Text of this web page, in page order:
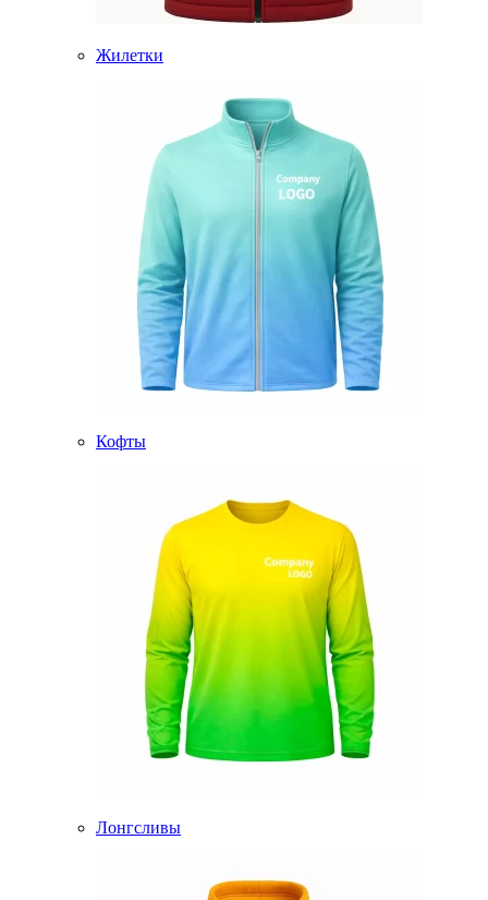
Жилетки
Кофты
Лонгсливы